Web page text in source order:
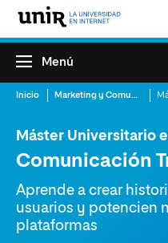
Menú
Inicio Marketing y Comunicación
Máster Universitario
Comunicación
Aprende a crear
usuarios y potencien
plataformas